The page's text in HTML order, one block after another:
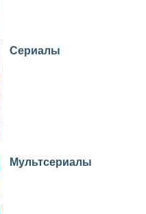
Сериалы
Мультсериалы